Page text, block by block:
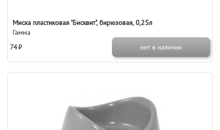
Миска пластиковая "Бисквит", бирюзовая, 0,25л
Гамма
74 ₽
нет в наличии